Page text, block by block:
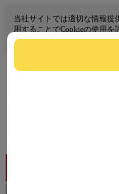
当社サイトでは適切な情報提
用することでCookieの使用を
詳細はこちら